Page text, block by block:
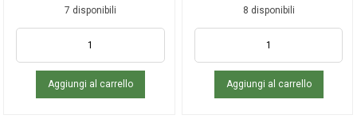
7 disponibili
Aggiungi al carrello
8 disponibili
Aggiungi al carrello